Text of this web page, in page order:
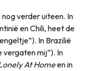
verder uiteen. In
en Chili, heet de
In Brazilië
vergaten mij”). In
At Homeen in